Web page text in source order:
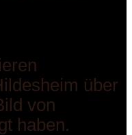
über
von
haben.